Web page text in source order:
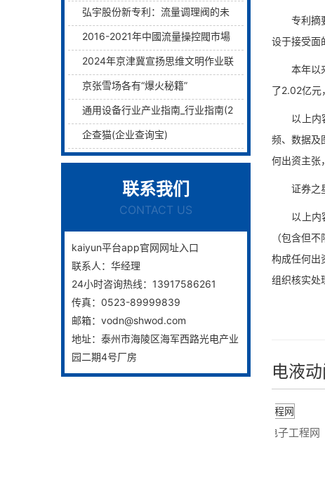
弘宇股份新专利：流量调理阀的未来已来过滤与调理两层护航！
2016-2021年中國流量操控閥市場远景及融資戰略咨詢報告
2024年京津冀宣扬思维文明作业联席会议在津举行
京张雪场各有“爆火秘籍”
通用设备行业产业指南_行业指南(2)_前瞻 - 前瞻网
企查猫(企业查询宝)
联系我们
CONTACT US
kaiyun平台app官网网址入口
联系人： 华经理
24小时咨询热线： 13917586261
传真： 0523-89999839
邮箱： vodn@shwod.com
地址： 泰州市海陵区海军西路光电产业
园二期4号厂房
专利摘要
设于接受面
本年以来
了2.02亿元
以上内容
频、数据及
何出资主张
证券之星
以上内容
（包含但
构成任何出
组织核实处
电液
5G - OFweek电子工程网